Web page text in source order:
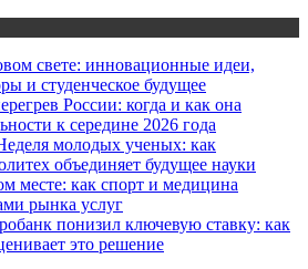
свете: инновационные идеи,
и студенческое будущее
России: когда и как она
к середине 2026 года
молодых ученых: как
объединяет будущее науки
месте: как спорт и медицина
рынка услуг
понизил ключевую ставку: как
это решение